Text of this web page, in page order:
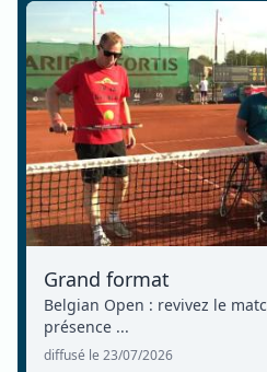
Grand format
Belgian Open : revivez le
présence ...
diffusé le 23/07/2026